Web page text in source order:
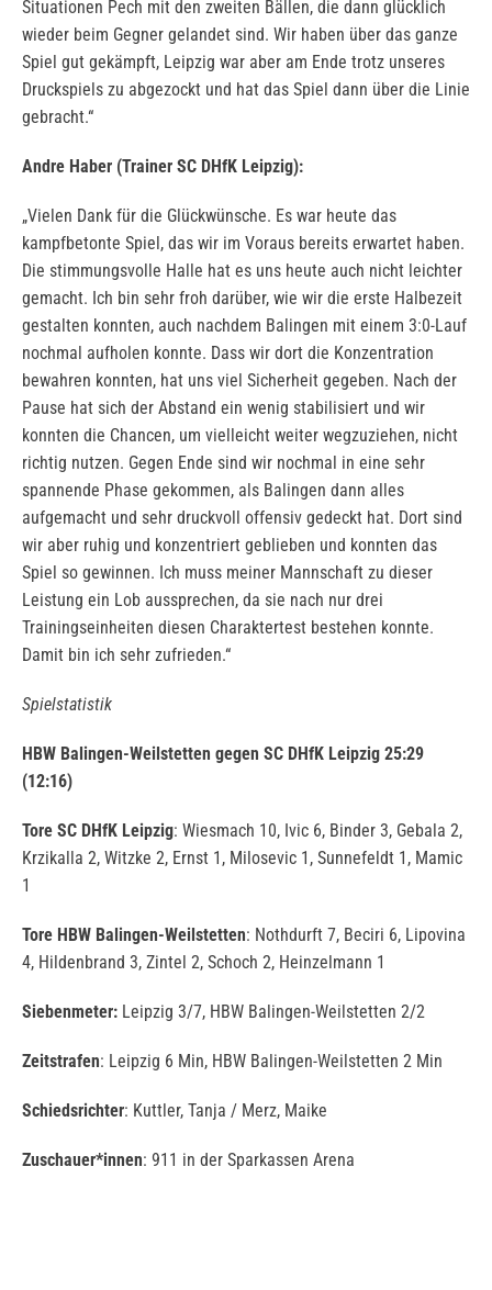
Situationen Pech mit den zweiten Bällen, die dann glücklich
wieder beim Gegner gelandet sind. Wir haben über das ganze
Spiel gut gekämpft, Leipzig war aber am Ende trotz unseres
Druckspiels zu abgezockt und hat das Spiel dann über die Linie
gebracht.“
Andre Haber (Trainer SC DHfK Leipzig):
„Vielen Dank für die Glückwünsche. Es war heute das
kampfbetonte Spiel, das wir im Voraus bereits erwartet haben.
Die stimmungsvolle Halle hat es uns heute auch nicht leichter
gemacht. Ich bin sehr froh darüber, wie wir die erste Halbezeit
gestalten konnten, auch nachdem Balingen mit einem 3:0-Lauf
nochmal aufholen konnte. Dass wir dort die Konzentration
bewahren konnten, hat uns viel Sicherheit gegeben. Nach der
Pause hat sich der Abstand ein wenig stabilisiert und wir
konnten die Chancen, um vielleicht weiter wegzuziehen, nicht
richtig nutzen. Gegen Ende sind wir nochmal in eine sehr
spannende Phase gekommen, als Balingen dann alles
aufgemacht und sehr druckvoll offensiv gedeckt hat. Dort sind
wir aber ruhig und konzentriert geblieben und konnten das
Spiel so gewinnen. Ich muss meiner Mannschaft zu dieser
Leistung ein Lob aussprechen, da sie nach nur drei
Trainingseinheiten diesen Charaktertest bestehen konnte.
Damit bin ich sehr zufrieden.“
Spielstatistik
HBW Balingen-Weilstetten gegen SC DHfK Leipzig 25:29
(12:16)
Tore SC DHfK Leipzig: Wiesmach 10, Ivic 6, Binder 3, Gebala 2,
Krzikalla 2, Witzke 2, Ernst 1, Milosevic 1, Sunnefeldt 1, Mamic
1
Tore HBW Balingen-Weilstetten: Nothdurft 7, Beciri 6, Lipovina
4, Hildenbrand 3, Zintel 2, Schoch 2, Heinzelmann 1
Siebenmeter: Leipzig 3/7, HBW Balingen-Weilstetten 2/2
Zeitstrafen: Leipzig 6 Min, HBW Balingen-Weilstetten 2 Min
Schiedsrichter: Kuttler, Tanja / Merz, Maike
Zuschauer*innen: 911 in der Sparkassen Arena